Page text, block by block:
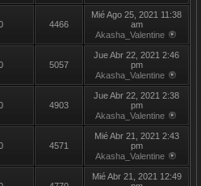
4466
Mié Ago 25, 2021 11:38
am
Akasha_Valentine
5057
Jue Abr 22, 2021 2:46
pm
Akasha_Valentine
4903
Jue Abr 22, 2021 2:38
pm
Akasha_Valentine
4571
Mié Abr 21, 2021 2:43
pm
Akasha_Valentine
Mié Abr 21, 2021 12:49